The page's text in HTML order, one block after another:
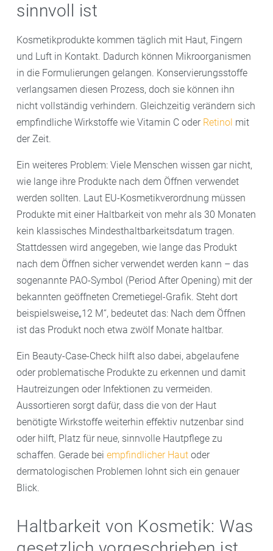
sinnvoll ist
Kosmetikprodukte kommen täglich mit Haut, Fingern
und Luft in Kontakt. Dadurch können Mikroorganismen
in die Formulierungen gelangen. Konservierungsstoffe
verlangsamen diesen Prozess, doch sie können ihn
nicht vollständig verhindern. Gleichzeitig verändern sich
empfindliche Wirkstoffe wie Vitamin C oder Retinol mit
der Zeit.
Ein weiteres Problem: Viele Menschen wissen gar nicht,
wie lange ihre Produkte nach dem Öffnen verwendet
werden sollten. Laut EU-Kosmetikverordnung müssen
Produkte mit einer Haltbarkeit von mehr als 30 Monaten
kein klassisches Mindesthaltbarkeitsdatum tragen.
Stattdessen wird angegeben, wie lange das Produkt
nach dem Öffnen sicher verwendet werden kann – das
sogenannte PAO-Symbol (Period After Opening) mit der
bekannten geöffneten Cremetiegel-Grafik. Steht dort
beispielsweise„12 M“, bedeutet das: Nach dem Öffnen
ist das Produkt noch etwa zwölf Monate haltbar.
Ein Beauty-Case-Check hilft also dabei, abgelaufene
oder problematische Produkte zu erkennen und damit
Hautreizungen oder Infektionen zu vermeiden.
Aussortieren sorgt dafür, dass die von der Haut
benötigte Wirkstoffe weiterhin effektiv nutzenbar sind
oder hilft, Platz für neue, sinnvolle Hautpflege zu
schaffen. Gerade bei empfindlicher Haut oder
dermatologischen Problemen lohnt sich ein genauer
Blick.
Haltbarkeit von Kosmetik: Was